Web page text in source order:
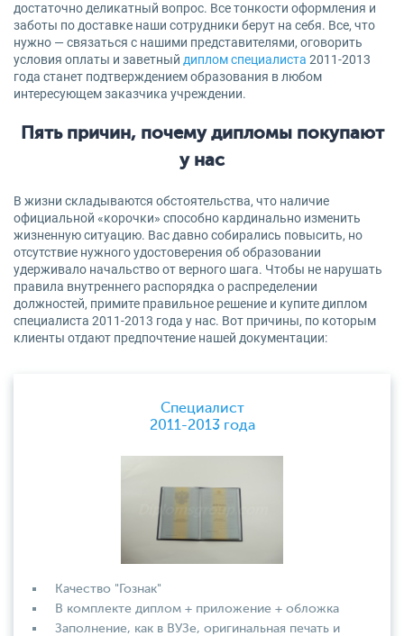
достаточно деликатный вопрос. Все тонкости оформления и
заботы по доставке наши сотрудники берут на себя. Все, что
нужно — связаться с нашими представителями, оговорить
условия оплаты и заветный диплом специалиста 2011-2013
года станет подтверждением образования в любом
интересующем заказчика учреждении.
Пять причин, почему дипломы покупают
у нас
В жизни складываются обстоятельства, что наличие
официальной «корочки» способно кардинально изменить
жизненную ситуацию. Вас давно собирались повысить, но
отсутствие нужного удостоверения об образовании
удерживало начальство от верного шага. Чтобы не нарушать
правила внутреннего распорядка о распределении
должностей, примите правильное решение и купите диплом
специалиста 2011-2013 года у нас. Вот причины, по которым
клиенты отдают предпочтение нашей документации:
Специалист
2011-2013 года
Качество "Гознак"
В комплекте диплом + приложение + обложка
Заполнение, как в ВУЗе, оригинальная печать и